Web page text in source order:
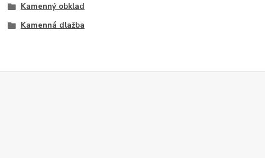
Kamenný obklad
Kamenná dlažba